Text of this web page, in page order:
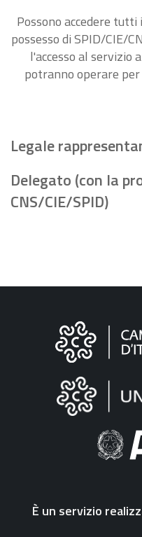
Possono accedere
possesso di SPID/CIE/
l'accesso al servizio
potranno operare
Legale
Delegato (con la
CNS/CIE/SPID)
Informazioni
"Fattura
Elettronica"
È un servizio